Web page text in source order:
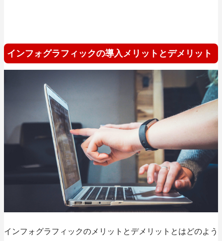
インフォグラフィックの導入メリットとデメリット
インフォグラフィックのメリットとデメリットとはどのよう